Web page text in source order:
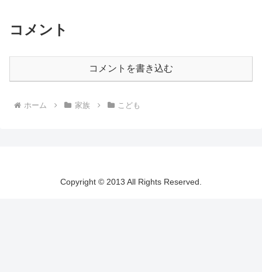
コメント
コメントを書き込む
ホーム 家族 こども
Copyright © 2013 All Rights Reserved.